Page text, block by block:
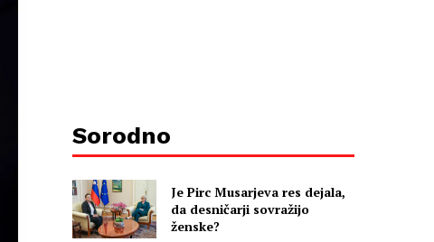
Sorodno
Je Pirc Musarjeva res dejala,
da desničarji sovražijo
ženske?